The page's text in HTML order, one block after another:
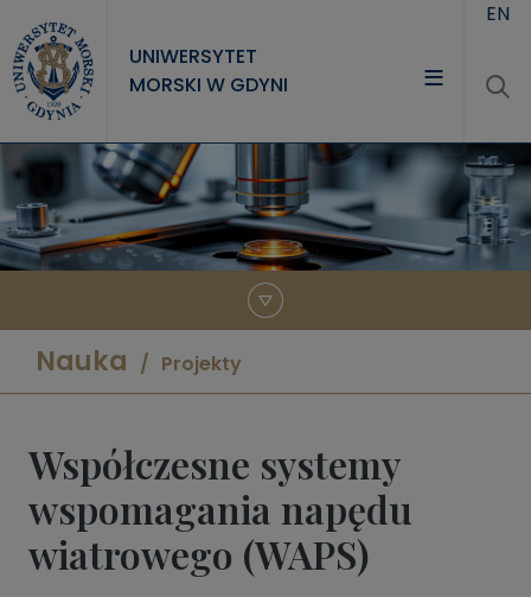
UNIWERSYTET
MORSKI W GDYNI
UNIWERSYTET
STUDIA
NAUKA
EN
Nauka Projekty
Współczesne systemy
wspomagania napędu
wiatrowego (WAPS)